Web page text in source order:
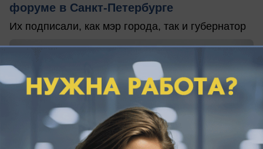
форуме в Санкт-Петербурге
Их подписали, как мэр города, так и губернатор